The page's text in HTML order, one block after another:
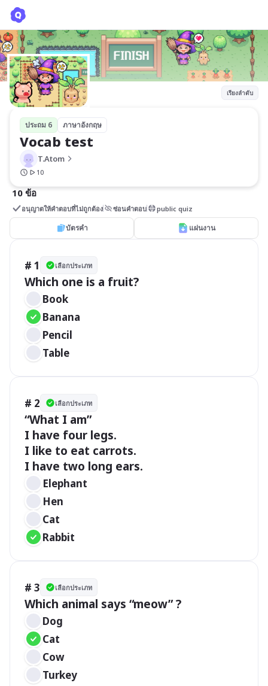
เรียงลำดับ
ประถม 6 ภาษาอังกฤษ
Vocab test
T.Atom
10
10 ข้อ
อนุญาตให้คำตอบที่ไม่ถูกต้อง ซ่อนคำตอบ public quiz
บัตรคำ แผ่นงาน
# 1 เลือกประเภท
Which one is a fruit?
Book
Banana
Pencil
Table
# 2 เลือกประเภท
“What I am”
I have four legs.
I like to eat carrots.
I have two long ears.
Elephant
Hen
Cat
Rabbit
# 3 เลือกประเภท
Which animal says “meow” ?
Dog
Cat
Cow
Turkey